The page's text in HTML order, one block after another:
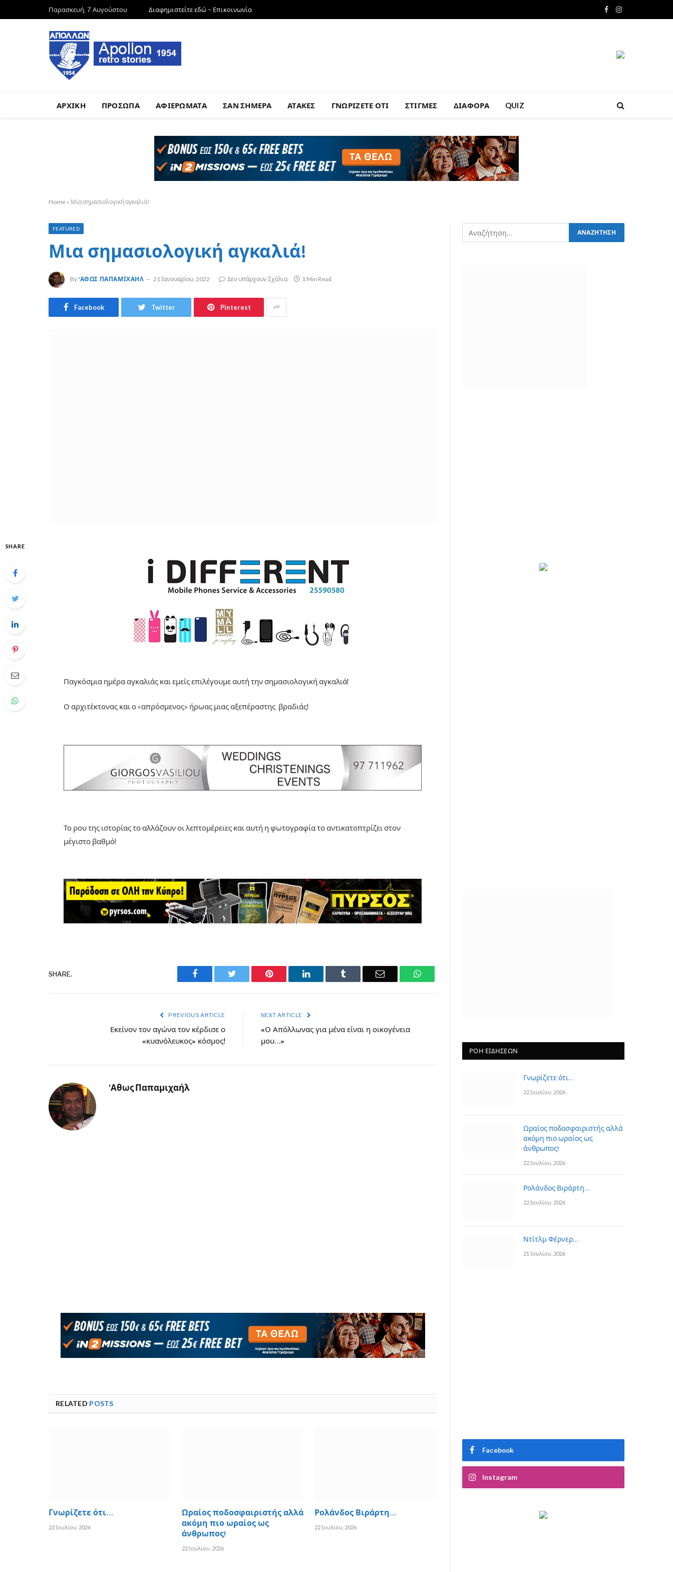
Παρασκευή, 7 Αυγούστου Διαφημιστείτε εδώ – Επικοινωνία
Facebook
Instagram
ΑΡΧΙΚΗ ΠΡΟΣΩΠΑ ΑΦΙΕΡΩΜΑΤΑ ΣΑΝ ΣΗΜΕΡΑ ΑΤΑΚΕΣ ΓΝΩΡΙΖΕΤΕ ΟΤΙ ΣΤΙΓΜΕΣ ΔΙΑΦΟΡΑ QUIZ
Home » Μια σημασιολογική αγκαλιά!
FEATURED
Μια σημασιολογική αγκαλιά!
By 'ΑΘΩΣ ΠΑΠΑΜΙΧΑΉΛ 21 Ιανουαρίου, 2022 Δεν υπάρχουν Σχόλια 1 Min Read
Facebook Twitter Pinterest
SHARE
Παγκόσμια ημέρα αγκαλιάς και εμείς επιλέγουμε αυτή την σημασιολογική αγκαλιά!
Ο αρχιτέκτονας και ο «απρόσμενος» ήρωας μιας αξεπέραστης βραδιάς!
Το ρου της ιστορίας το αλλάζουν οι λεπτομέρειες και αυτή η φωτογραφία το αντικατοπτρίζει στον
μέγιστο βαθμό!
SHARE. Facebook Twitter Pinterest LinkedIn Tumblr Email WhatsApp
PREVIOUS ARTICLE
Εκείνον τον αγώνα τον κέρδισε ο
«κυανόλευκος» κόσμος!
NEXT ARTICLE
«Ο Απόλλωνας για μένα είναι η οικογένεια
μου…»
'Αθως Παπαμιχαήλ
RELATED POSTS
Γνωρίζετε ότι…
22 Ιουλίου, 2026
Ωραίος ποδοσφαιριστής αλλά
ακόμη πιο ωραίος ως
άνθρωπος!
22 Ιουλίου, 2026
Ρολάνδος Βιράρτη…
22 Ιουλίου, 2026
ΡΟΗ ΕΙΔΗΣΕΩΝ
Γνωρίζετε ότι…
22 Ιουλίου, 2026
Ωραίος ποδοσφαιριστής αλλά
ακόμη πιο ωραίος ως
άνθρωπος!
22 Ιουλίου, 2026
Ρολάνδος Βιράρτη…
22 Ιουλίου, 2026
Ντίτλμ Φέρνερ…
21 Ιουλίου, 2026
Facebook
Instagram